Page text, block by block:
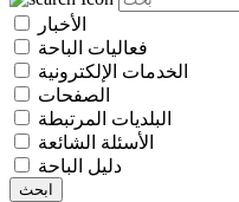
الأخبار
فعاليات الباحة
الخدمات الإلكترونية
الصفحات
البلديات المرتبطة
الأسئلة الشائعة
دليل الباحة